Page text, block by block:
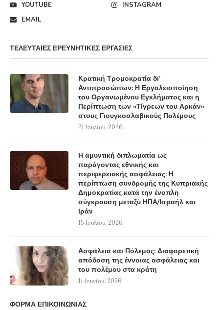
YOUTUBE
INSTAGRAM
EMAIL
ΤΕΛΕΥΤΑΊΕΣ ΕΡΕΥΝΗΤΙΚΈΣ ΕΡΓΑΣΊΕΣ
Κρατική Τρομοκρατία δι’
Αντιπροσώπων: Η Εργαλειοποίηση
του Οργανωμένου Εγκλήματος και η
Περίπτωση των «Τίγρεων του Αρκάν»
στους Γιουγκοσλαβικούς Πολέμους
21 Ιουλίου, 2026
Η αμυντική διπλωματία ως
παράγοντας εθνικής και
περιφερειακής ασφάλειας: Η
περίπτωση συνδρομής της Κυπριακής
Δημοκρατίας κατά την ένοπλη
σύγκρουση μεταξύ ΗΠΑ/Ισραήλ και
Ιράν
15 Ιουλίου, 2026
Ασφάλεια και Πόλεμος: Διαφορετική
απόδοση της έννοιας ασφάλειας και
του πολέμου στα κράτη
11 Ιουνίου, 2026
ΦΟΡΜΑ ΕΠΙΚΟΙΝΩΝΙΑΣ